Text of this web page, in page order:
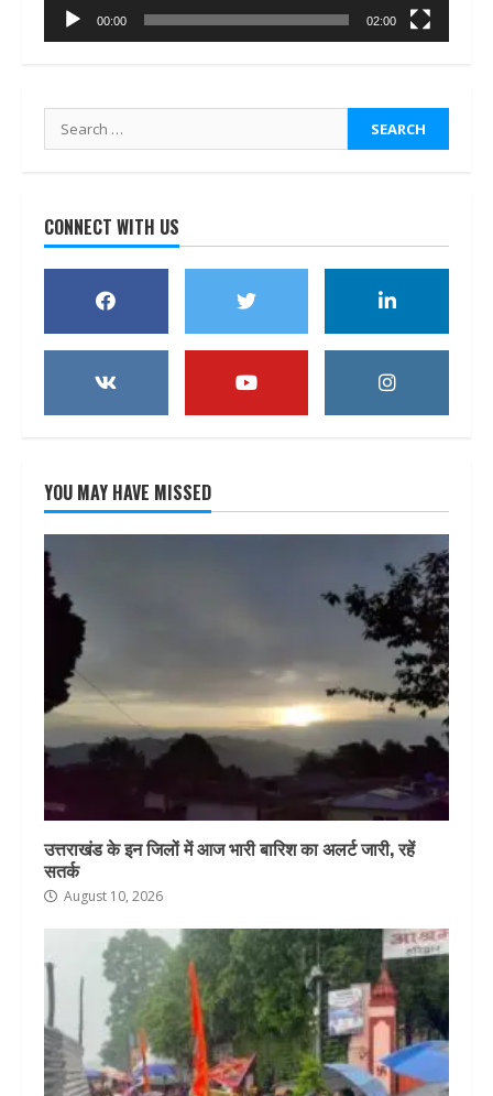
00:00 02:00
Search
for:
CONNECT WITH US
YOU MAY HAVE MISSED
उत्तराखंड के इन जिलों में आज भारी बारिश का अलर्ट जारी, रहें
सतर्क
August 10, 2026